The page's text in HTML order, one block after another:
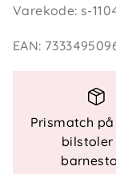
samtidig som
støtdemping,
Teknisk
Enkel
Overdel i
Varekode:s-
EAN:
Prismatch
bilstoler